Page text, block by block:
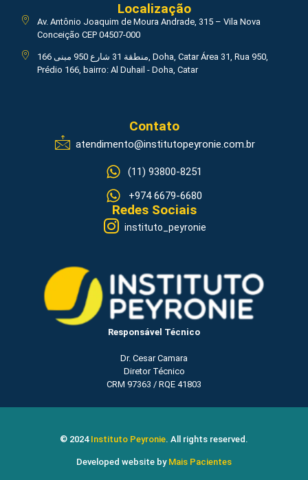
Localização
Av. Antônio Joaquim de Moura Andrade, 315 – Vila Nova
Conceição CEP 04507-000
منطقة 31 شارع 950 مبنى 166, Doha, Catar Área 31, Rua 950,
Prédio 166, bairro: Al Duhail - Doha, Catar
Contato
atendimento@institutopeyronie.com.br
(11) 93800-8251
+974 6679-6680
Redes Sociais
instituto_peyronie
Responsável Técnico
Dr. Cesar Camara
Diretor Técnico
CRM 97363 / RQE 41803
© 2024 Instituto Peyronie. All rights reserved.
Developed website by Mais Pacientes